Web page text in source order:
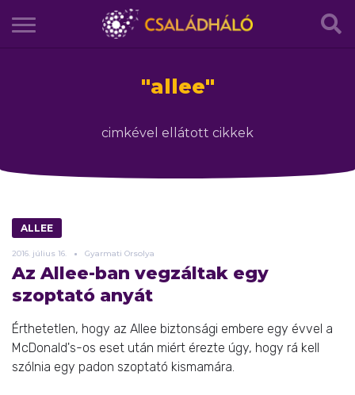
"allee"
cimkével ellátott cikkek
ALLEE
2016. július 16. Gyarmati Orsolya
Az Allee-ban vegzáltak egy
szoptató anyát
Érthetetlen, hogy az Allee biztonsági embere egy évvel a
McDonald's-os eset után miért érezte úgy, hogy rá kell
szólnia egy padon szoptató kismamára.